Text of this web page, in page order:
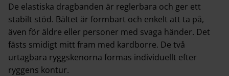
De elastiska dragbanden är reglerbara och ger ett
stabilt stöd. Bältet är formbart och enkelt att ta på,
även för äldre eller personer med svaga händer. Det
fästs smidigt mitt fram med kardborre. De två
urtagbara ryggskenorna formas individuellt efter
ryggens kontur.